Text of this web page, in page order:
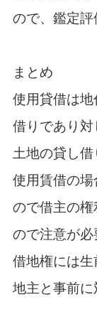
ので、鑑定評
まとめ
使用貸借は
借りであり
土地の貸し借
使用賃借の
ので借主の
ので注意が必
借地権には
地主と事前に